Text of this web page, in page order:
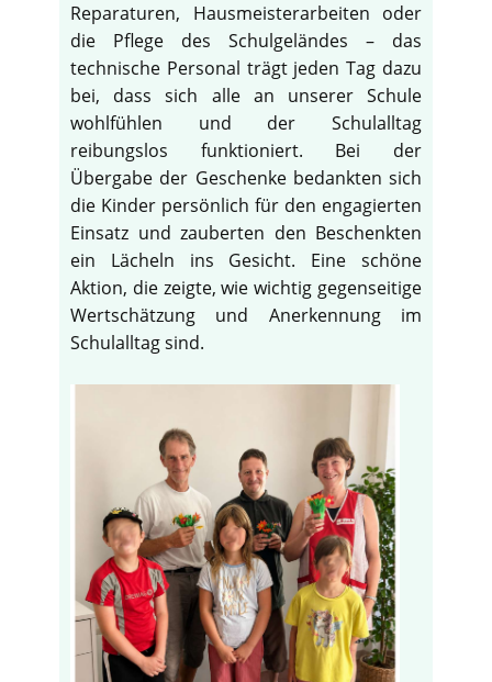
Reparaturen, Hausmeisterarbeiten oder
die Pflege des Schulgeländes – das
technische Personal trägt jeden Tag dazu
bei, dass sich alle an unserer Schule
wohlfühlen und der Schulalltag
reibungslos funktioniert. Bei der
Übergabe der Geschenke bedankten sich
die Kinder persönlich für den engagierten
Einsatz und zauberten den Beschenkten
ein Lächeln ins Gesicht. Eine schöne
Aktion, die zeigte, wie wichtig gegenseitige
Wertschätzung und Anerkennung im
Schulalltag sind.